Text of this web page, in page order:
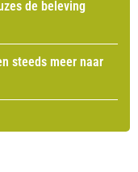
de beleving
steeds meer naar